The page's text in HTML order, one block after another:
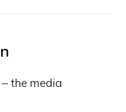
the media